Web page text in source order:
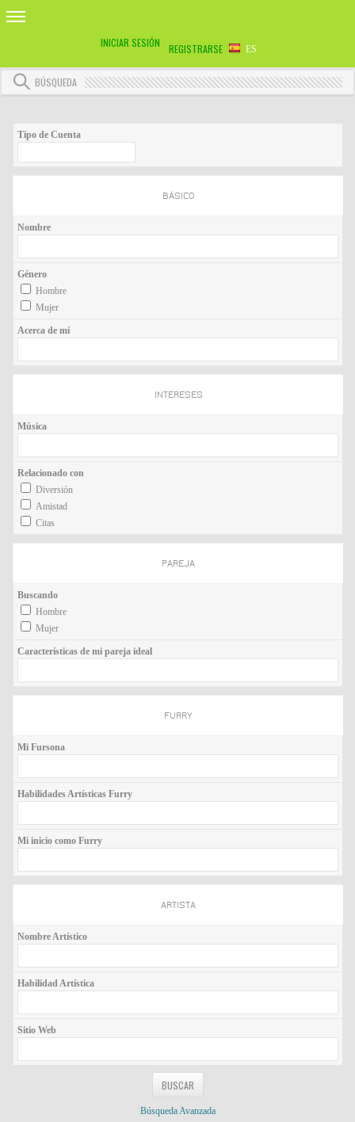
INICIAR SESIÓN REGISTRARSE ES
BÚSQUEDA
Tipo de Cuenta
BÁSICO
Nombre
Género
Hombre
Mujer
Acerca de mí
INTERESES
Música
Relacionado con
Diversión
Amistad
Citas
PAREJA
Buscando
Hombre
Mujer
Características de mi pareja ideal
FURRY
Mi Fursona
Habilidades Artísticas Furry
Mi inicio como Furry
ARTISTA
Nombre Artístico
Habilidad Artística
Sitio Web
Búsqueda Avanzada